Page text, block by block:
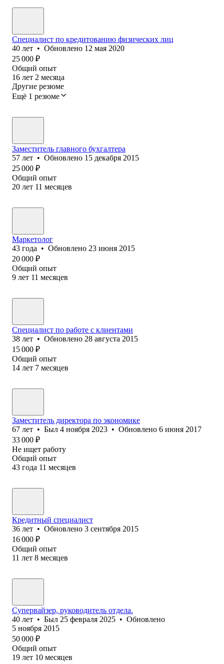
Специалист по кредитованию физических лиц
40 лет • Обновлено 12 мая 2020
25 000 ₽
Общий опыт
16 лет 2 месяца
Другие резюме
Ещё 1 резюме
Заместитель главного бухгалтера
57 лет • Обновлено 15 декабря 2015
25 000 ₽
Общий опыт
20 лет 11 месяцев
Маркетолог
43 года • Обновлено 23 июня 2015
20 000 ₽
Общий опыт
9 лет 11 месяцев
Специалист по работе с клиентами
38 лет • Обновлено 28 августа 2015
15 000 ₽
Общий опыт
14 лет 7 месяцев
Заместитель директора по экономике
67 лет • Был 4 ноября 2023 • Обновлено 6 июня 2017
33 000 ₽
Не ищет работу
Общий опыт
43 года 11 месяцев
Кредитный специалист
36 лет • Обновлено 3 сентября 2015
16 000 ₽
Общий опыт
11 лет 8 месяцев
Супервайзер, руководитель отдела.
40 лет • Был 25 февраля 2025 • Обновлено
5 ноября 2015
50 000 ₽
Общий опыт
19 лет 10 месяцев